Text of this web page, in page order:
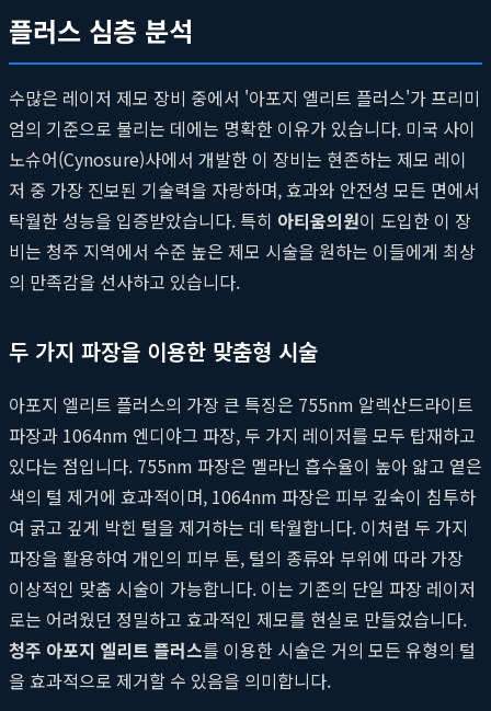
플러스 심층 분석
수많은 레이저 제모 장비 중에서 '아포지 엘리트 플러스'가 프리미
엄의 기준으로 불리는 데에는 명확한 이유가 있습니다. 미국 사이
노슈어(Cynosure)사에서 개발한 이 장비는 현존하는 제모 레이
저 중 가장 진보된 기술력을 자랑하며, 효과와 안전성 모든 면에서
탁월한 성능을 입증받았습니다. 특히 아티움의원이 도입한 이 장
비는 청주 지역에서 수준 높은 제모 시술을 원하는 이들에게 최상
의 만족감을 선사하고 있습니다.
두 가지 파장을 이용한 맞춤형 시술
아포지 엘리트 플러스의 가장 큰 특징은 755nm 알렉산드라이트
파장과 1064nm 엔디야그 파장, 두 가지 레이저를 모두 탑재하고
있다는 점입니다. 755nm 파장은 멜라닌 흡수율이 높아 얇고 옅은
색의 털 제거에 효과적이며, 1064nm 파장은 피부 깊숙이 침투하
여 굵고 깊게 박힌 털을 제거하는 데 탁월합니다. 이처럼 두 가지
파장을 활용하여 개인의 피부 톤, 털의 종류와 부위에 따라 가장
이상적인 맞춤 시술이 가능합니다. 이는 기존의 단일 파장 레이저
로는 어려웠던 정밀하고 효과적인 제모를 현실로 만들었습니다.
청주 아포지 엘리트 플러스를 이용한 시술은 거의 모든 유형의 털
을 효과적으로 제거할 수 있음을 의미합니다.